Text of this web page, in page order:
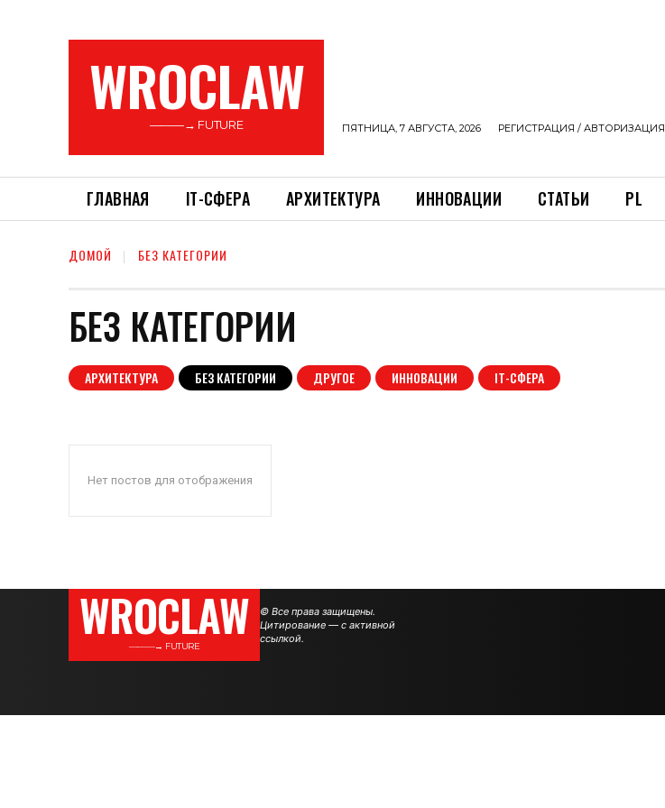
WROCLAW
———→ FUTURE ПЯТНИЦА, 7 АВГУСТА, 2026 РЕГИСТРАЦИЯ / АВТОРИЗАЦИЯ
ГЛАВНАЯ ІТ-СФЕРА АРХИТЕКТУРА ИННОВАЦИИ СТАТЬИ PL
ДОМОЙ БЕЗ КАТЕГОРИИ
БЕЗ КАТЕГОРИИ
АРХИТЕКТУРА БЕЗ КАТЕГОРИИ ДРУГОЕ ИННОВАЦИИ ІТ-СФЕРА
Нет постов для отображения
WROCLAW
———→ FUTURE
© Все права защищены.
Цитирование — с активной
ссылкой.